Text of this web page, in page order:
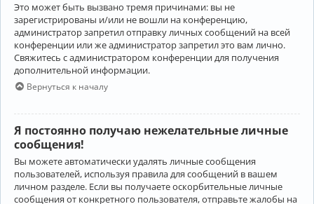
Это может быть вызвано тремя причинами: вы не
зарегистрированы и/или не вошли на конференцию,
администратор запретил отправку личных сообщений на всей
конференции или же администратор запретил это вам лично.
Свяжитесь с администратором конференции для получения
дополнительной информации.
Вернуться к началу
Я постоянно получаю нежелательные личные
сообщения!
Вы можете автоматически удалять личные сообщения
пользователей, используя правила для сообщений в вашем
личном разделе. Если вы получаете оскорбительные личные
сообщения от конкретного пользователя, отправьте жалобы на